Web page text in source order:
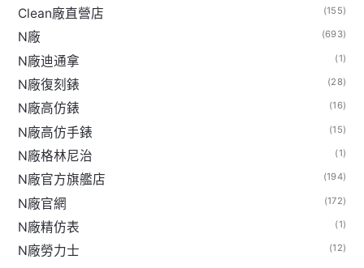
Clean廠直營店 (155)
N廠 (693)
N廠迪通拿 (1)
N廠復刻錶 (28)
N廠高仿錶 (16)
N廠高仿手錶 (15)
N廠格林尼治 (1)
N廠官方旗艦店 (194)
N廠官網 (172)
N廠精仿表 (1)
N廠勞力士 (12)